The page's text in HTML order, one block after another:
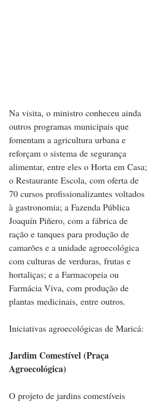
Na visita, o ministro conheceu ainda
outros programas municipais que
fomentam a agricultura urbana e
reforçam o sistema de segurança
alimentar, entre eles o Horta em Casa;
o Restaurante Escola, com oferta de
70 cursos profissionalizantes voltados
à gastronomia; a Fazenda Pública
Joaquín Piñero, com a fábrica de
ração e tanques para produção de
camarões e a unidade agroecológica
com culturas de verduras, frutas e
hortaliças; e a Farmacopeia ou
Farmácia Viva, com produção de
plantas medicinais, entre outros.
Iniciativas agroecológicas de Maricá:
Jardim Comestível (Praça
Agroecológica)
O projeto de jardins comestíveis